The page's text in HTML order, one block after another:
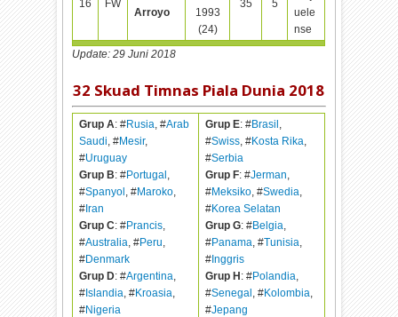
16 FW
Arroyo
1993
(24)
35 5
uele
nse
Update: 29 Juni 2018
32 Skuad Timnas Piala Dunia 2018
Grup A: #Rusia, #Arab
Saudi, #Mesir,
#Uruguay
Grup B: #Portugal ,
#Spanyol , #Maroko,
# Iran
Grup C: #Prancis,
#Australia, #Peru,
#Denmark
Grup D: #Argentina,
# Islandia, #Kroasia,
#Nigeria
Grup E: #Brasil ,
#Swiss, #Kosta Rika,
#Serbia
Grup F: #Jerman,
#Meksiko, #Swedia,
#Korea Selatan
Grup G: #Belgia,
#Panama, #Tunisia,
# Inggris
Grup H : #Polandia,
#Senegal , #Kolombia,
#Jepang